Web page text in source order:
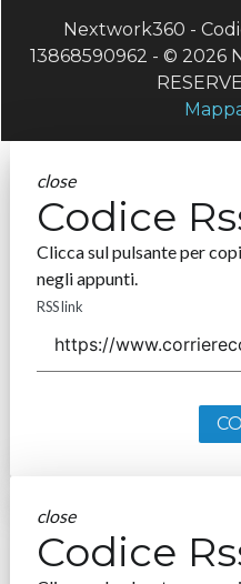
Nextwork360 -
13868590962 - © 2026
close
Codice
Clicca sul pulsante per
negli appunti.
RSS link
close
Codice